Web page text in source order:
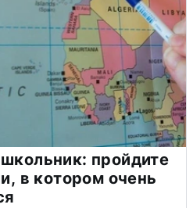
пройдите
в котором очень